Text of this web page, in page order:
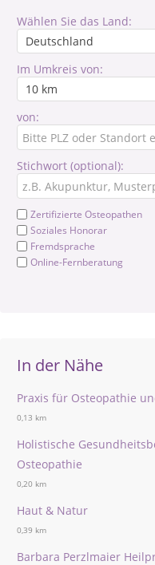
Wählen Sie das Land:
Im Umkreis von:
von:
Stichwort (optional):
Zertifizierte Osteopathen
Soziales Honorar
Fremdsprache
Online-Fernberatung
In der Nähe
Praxis für Osteopathie
0,13 km
Holistische
Osteopathie
0,20 km
Haut & Natur
0,39 km
Barbara Perzlmaier